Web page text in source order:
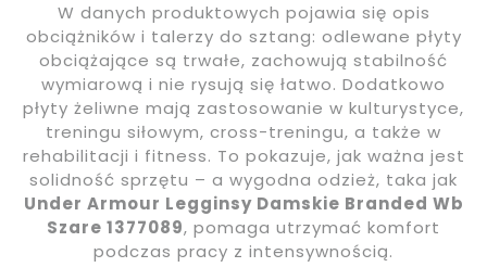
W danych produktowych pojawia się opis
obciążników i talerzy do sztang: odlewane płyty
obciążające są trwałe, zachowują stabilność
wymiarową i nie rysują się łatwo. Dodatkowo
płyty żeliwne mają zastosowanie w kulturystyce,
treningu siłowym, cross-treningu, a także w
rehabilitacji i fitness. To pokazuje, jak ważna jest
solidność sprzętu – a wygodna odzież, taka jak
Under Armour Legginsy Damskie Branded Wb
Szare 1377089, pomaga utrzymać komfort
podczas pracy z intensywnością.